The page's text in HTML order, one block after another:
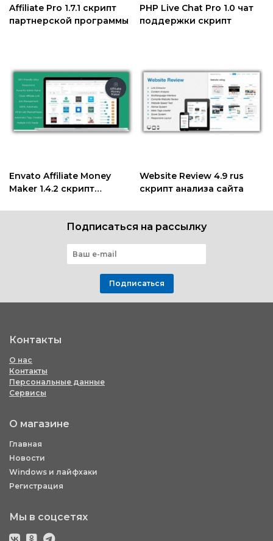
Affiliate Pro 1.7.1 скрипт
партнерской программы
PHP Live Chat Pro 1.0 чат
поддержки скрипт
Envato Affiliate Money
Maker 1.4.2 скрипт
Envato
Website Review 4.9 rus
скрипт анализа сайта
Подписаться на рассылку
Подписаться
Контакты
О нас
Контакты
Персональные данные
Сервисы
О магазине
Главная
Новости
Windows и лайфхаки
Регистрация
Мы в соцсетях